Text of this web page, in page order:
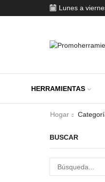
Lunes a
HERRAMIENTAS
Hogar
BUSCAR